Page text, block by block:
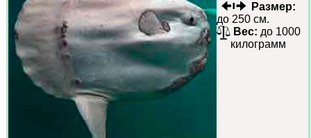
Размер:
до 250 см.
Вес: до 1000
килограмм